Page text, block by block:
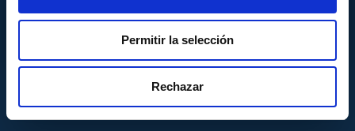
Permitir la selección
Rechazar